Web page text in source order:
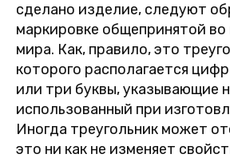
сделано изделие, следуют
маркировке общепринятой во
мира. Как, правило, это
которого располагается
или три буквы, указывающие
использованный при
Иногда треугольник может
это ни как не изменяет